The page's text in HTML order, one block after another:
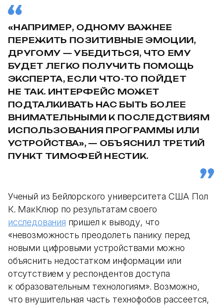
«НАПРИМЕР, ОДНОМУ ВАЖНЕЕ
ПЕРЕЖИТЬ ПОЗИТИВНЫЕ ЭМОЦИИ,
ДРУГОМУ — УБЕДИТЬСЯ, ЧТО ЕМУ
БУДЕТ ЛЕГКО ПОЛУЧИТЬ ПОМОЩЬ
ЭКСПЕРТА, ЕСЛИ ЧТО-ТО ПОЙДЕТ
НЕ ТАК. ИНТЕРФЕЙС МОЖЕТ
ПОДТАЛКИВАТЬ НАС БЫТЬ БОЛЕЕ
ВНИМАТЕЛЬНЫМИ К ПОСЛЕДСТВИЯМ
ИСПОЛЬЗОВАНИЯ ПРОГРАММЫ ИЛИ
УСТРОЙСТВА», — ОБЪЯСНИЛ ТРЕТИЙ
ПУНКТ ТИМОФЕЙ НЕСТИК.
Ученый из Бейлорского университета США Пол
К. МакКлюр по результатам своего
исследования пришел к выводу, что
«невозможность преодолеть панику перед
новыми цифровыми устройствами можно
объяснить недостатком информации или
отсутствием у респондентов доступа
к образовательным технологиям». Возможно,
что внушительная часть технофобов рассеется,